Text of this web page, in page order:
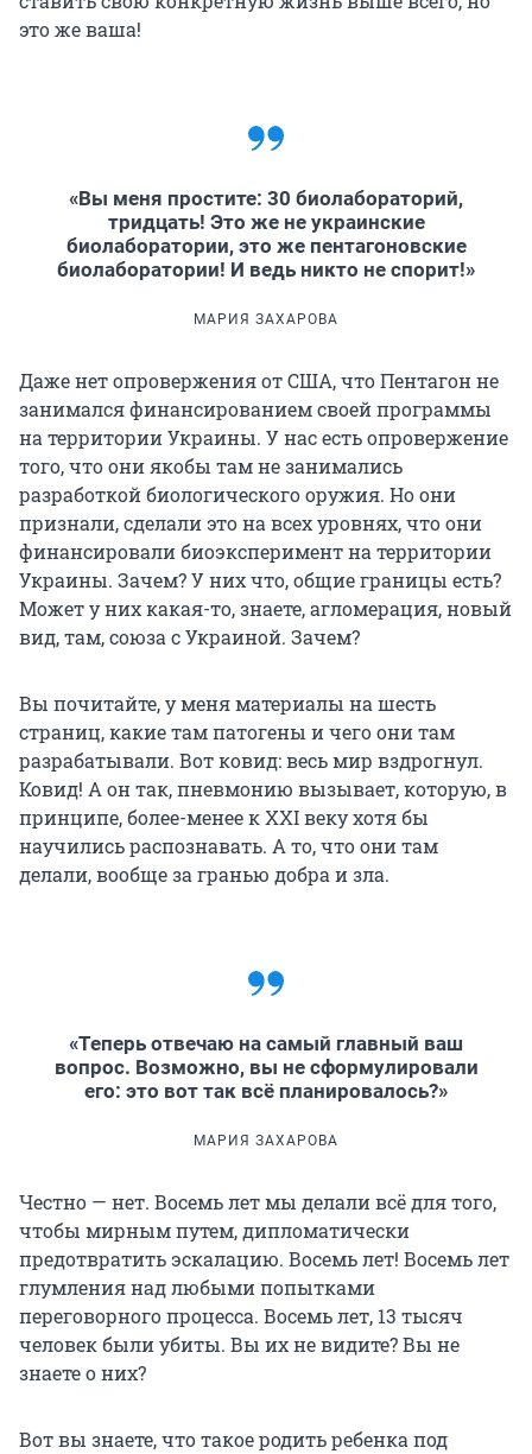
это же ваша!
«Вы меня простите: 30 биолабораторий,
тридцать! Это же не украинские
биолаборатории, это же пентагоновские
биолаборатории! И ведь никто не спорит!»
МАРИЯ ЗАХАРОВА
Даже нет опровержения от США, что Пентагон не
занимался финансированием своей программы
на территории Украины. У нас есть опровержение
того, что они якобы там не занимались
разработкой биологического оружия. Но они
признали, сделали это на всех уровнях, что они
финансировали биоэксперимент на территории
Украины. Зачем? У них что, общие границы есть?
Может у них какая-то, знаете, агломерация, новый
вид, там, союза с Украиной. Зачем?
Вы почитайте, у меня материалы на шесть
страниц, какие там патогены и чего они там
разрабатывали. Вот ковид: весь мир вздрогнул.
Ковид! А он так, пневмонию вызывает, которую, в
принципе, более-менее к XXI веку хотя бы
научились распознавать. А то, что они там
делали, вообще за гранью добра и зла.
«Теперь отвечаю на самый главный ваш
вопрос. Возможно, вы не сформулировали
его: это вот так всё планировалось?»
МАРИЯ ЗАХАРОВА
Честно — нет. Восемь лет мы делали всё для того,
чтобы мирным путем, дипломатически
предотвратить эскалацию. Восемь лет! Восемь лет
глумления над любыми попытками
переговорного процесса. Восемь лет, 13 тысяч
человек были убиты. Вы их не видите? Вы не
знаете о них?
Вот вы знаете, что такое родить ребенка под